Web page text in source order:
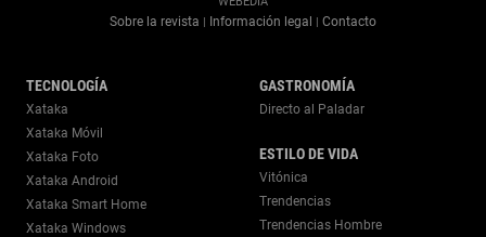
Sobre la revista | Información legal | Contacto
TECNOLOGÍA
Xataka
Xataka Móvil
Xataka Foto
Xataka Android
Xataka Smart Home
Xataka Windows
GASTRONOMÍA
Directo al Paladar
ESTILO DE VIDA
Vitónica
Trendencias
Trendencias Hombre